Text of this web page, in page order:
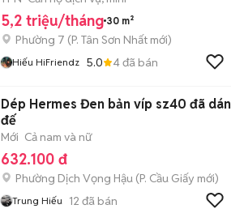
5,2 triệu/tháng 30 m²
Phường 7 (P. Tân Sơn Nhất mới)
Hiếu HiFriendz 5.0 4đã bán
Dép Hermes Đen bản víp sz40 đã dán
đế
Mới Cả nam và nữ
632.100 đ
Phường Dịch Vọng Hậu (P. Cầu Giấy mới)
Trung Hiếu 12 đã bán